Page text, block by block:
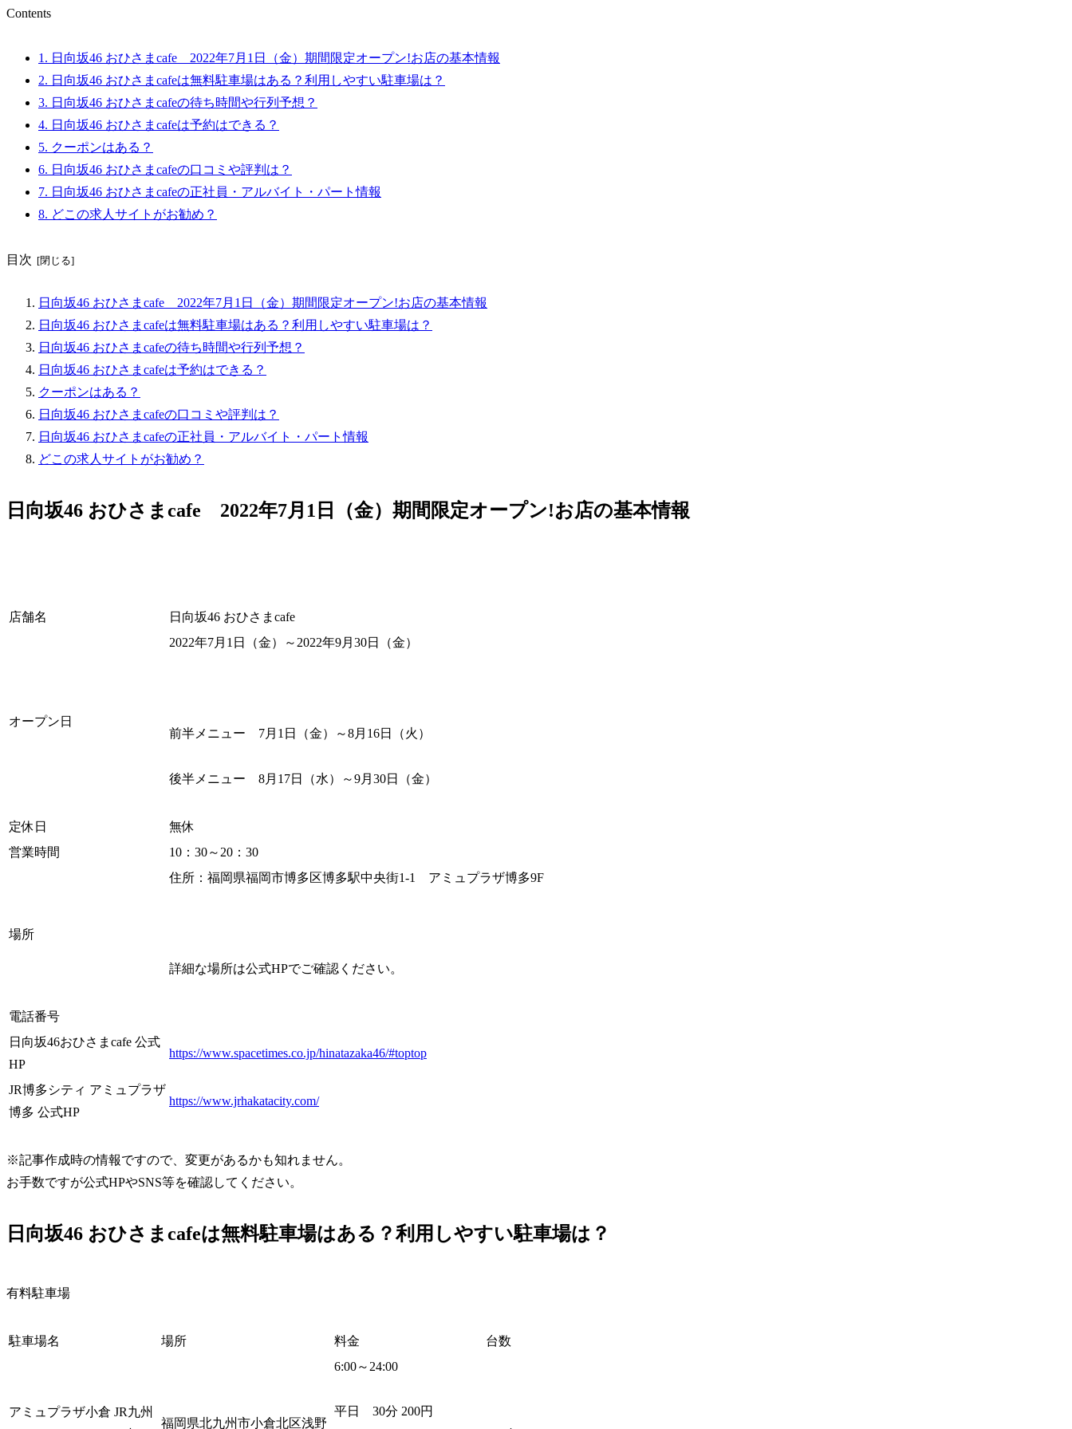
Contents
1. 日向坂46 おひさまcafe 2022年7月1日（金）期間限定オープン!お店の基本情報
2. 日向坂46 おひさまcafeは無料駐車場はある？利用しやすい駐車場は？
3. 日向坂46 おひさまcafeの待ち時間や行列予想？
4. 日向坂46 おひさまcafeは予約はできる？
5. クーポンはある？
6. 日向坂46 おひさまcafeの口コミや評判は？
7. 日向坂46 おひさまcafeの正社員・アルバイト・パート情報
8. どこの求人サイトがお勧め？
目次
日向坂46 おひさまcafe 2022年7月1日（金）期間限定オープン!お店の基本情報
日向坂46 おひさまcafeは無料駐車場はある？利用しやすい駐車場は？
日向坂46 おひさまcafeの待ち時間や行列予想？
日向坂46 おひさまcafeは予約はできる？
クーポンはある？
日向坂46 おひさまcafeの口コミや評判は？
日向坂46 おひさまcafeの正社員・アルバイト・パート情報
どこの求人サイトがお勧め？
日向坂46 おひさまcafe 2022年7月1日（金）期間限定オープン!お店の基本情報
店舗名 日向坂46 おひさまcafe
オープン日
2022年7月1日（金）～2022年9月30日（金）
前半メニュー 7月1日（金）～8月16日（火）
後半メニュー 8月17日（水）～9月30日（金）
定休日
無休
営業時間
10：30～20：30
場所
住所：福岡県福岡市博多区博多駅中央街1-1 アミュプラザ博多9F
詳細な場所は公式HPでご確認ください。
電話番号
日向坂46おひさまcafe 公式
HP
https://www.spacetimes.co.jp/hinatazaka46/#toptop
JR博多シティ アミュプラザ
博多 公式HP
https://www.jrhakatacity.com/
※記事作成時の情報ですので、変更があるかも知れません。
お手数ですが公式HPやSNS等を確認してください。
日向坂46 おひさまcafeは無料駐車場はある？利用しやすい駐車場は？
有料駐車場
駐車場名 場所 料金 台数
アミュプラザ小倉 JR九州
福岡県北九州市小倉北区浅野
6:00～24:00
平日 30分 200円